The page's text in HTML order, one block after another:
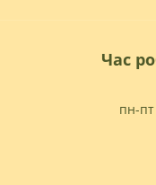
Час
пн-